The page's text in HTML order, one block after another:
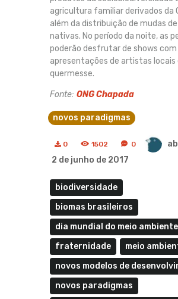
agricultura familiar derivados da
além da distribuição de mudas
nativas. No período da noite, as
poderão desfrutar de shows com
apresentações de artistas locais
quermesse.
Fonte: ONG Chapada
novos paradigmas
0 1502 0
2 de junho de 2017
biodiversidade
biomas brasileiros
dia mundial do meio ambiente
fraternidade
meio
novos modelos de
novos paradigmas